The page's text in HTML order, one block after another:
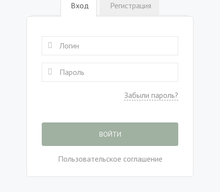
Вход Регистрация
Забыли пароль?
ВОЙТИ
Пользовательское соглашение